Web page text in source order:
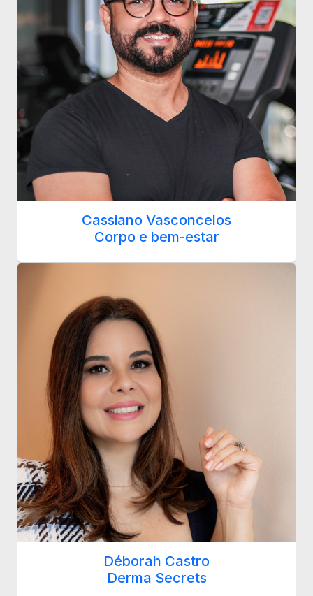
Cassiano Vasconcelos
Corpo e bem-estar
Déborah Castro
Derma Secrets